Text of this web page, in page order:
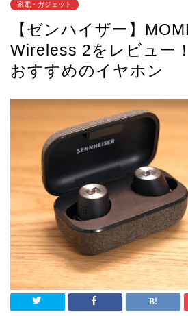
家電・ガジェット
【ゼンハイザー】
Wireless 2をレビュー
おすすめのイヤホン